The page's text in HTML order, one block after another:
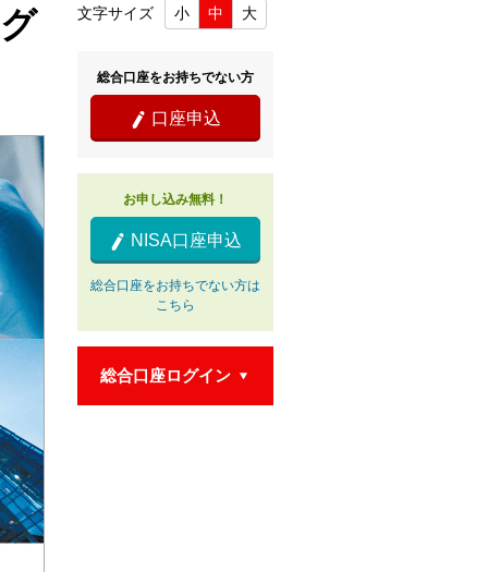
文字サイズ 小 中 大
総合口座をお持ちでない方
 口座申込
お申し込み無料！
 NISA口座申込
総合口座をお持ちでない方は
こちら
総合口座ログイン